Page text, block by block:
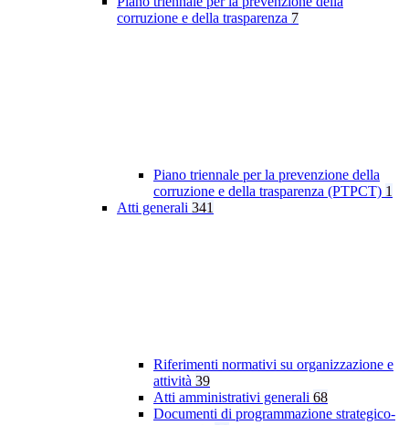
corruzione e della trasparenza 7
Piano triennale per la prevenzione della
corruzione e della trasparenza (PTPCT) 1
Atti generali 341
Riferimenti normativi su organizzazione e
attività 39
Atti amministrativi generali 68
Documenti di programmazione strategico-